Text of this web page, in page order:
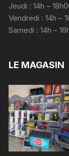
Jeudi : 14h –
Vendredi : 14h –
Samedi : 14h –
LE MAGASIN